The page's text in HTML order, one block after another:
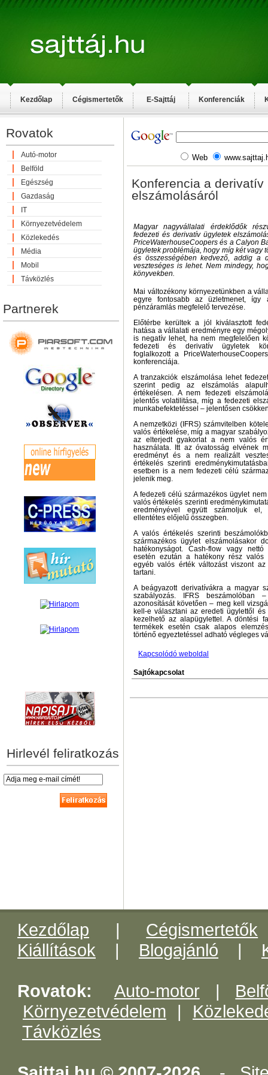
Kezdőlap Cégismertetők E-Sajttáj Konferenciák
Rovatok
Autó-motor
Belföld
Egészség
Gazdaság
IT
Környezetvédelem
Közlekedés
Média
Mobil
Távközlés
Partnerek
Hirlevél feliratkozás
Web
Konferencia a derivatív
elszámolásáról
Magyar nagyvállalati érdeklődők
fedezeti és derivatív ügyletek
PriceWaterhouseCoopers és a Calyon
ügyletek problémája, hogy míg két vagy
és összességében kedvező, addig a
veszteséges is lehet. Nem mindegy,
könyvekben.
Mai változékony környezetünkben a
egyre fontosabb az üzletmenet, így
pénzáramlás megfelelő tervezése.
Előtérbe kerültek a jól kiválasztott
hatása a vállalati eredményre egy
is negatív lehet, ha nem megfelelően
fedezeti és derivatív ügyletek
foglalkozott a
konferenciája.
A tranzakciók elszámolása lehet
szerint pedig az elszámolás
értékelésen. A nem fedezeti
jelentős volatilitása, míg a fedezeti
munkabefektetéssel – jelentősen
A nemzetközi (IFRS) számvitelben
valós értékelése, míg a magyar
az elterjedt gyakorlat a nem valós
használata. Itt az óvatosság elvének
eredményt és a nem realizált
értékelés szerinti
esetben is a nem fedezeti célú
jelenik meg.
A fedezeti célú származékos ügylet
valós értékelés szerinti
eredményével együtt számoljuk
ellentétes előjelű összegben.
A valós értékelés szerinti
származékos ügylet elszámolásakor
hatékonyságot. Cash-flow vagy
esetén ezután a hatékony rész valós
egyéb valós érték változást viszont
tartani.
A beágyazott derivatívákra a magyar
szabályozás. IFRS beszámolóban
azonosítását követően – meg kell
kell-e választani az eredeti ügylettől
kezelhető az alapügylettel. A döntési
termékek esetén csak alapos
történő egyeztetéssel adható végleges
Kapcsolódó weboldal
Sajtókapcsolat
Kezdőlap | Cégismertetők
Kiállítások | Blogajánló |
Rovatok: Auto-motor|
Környezetvédelem |
Távközlés